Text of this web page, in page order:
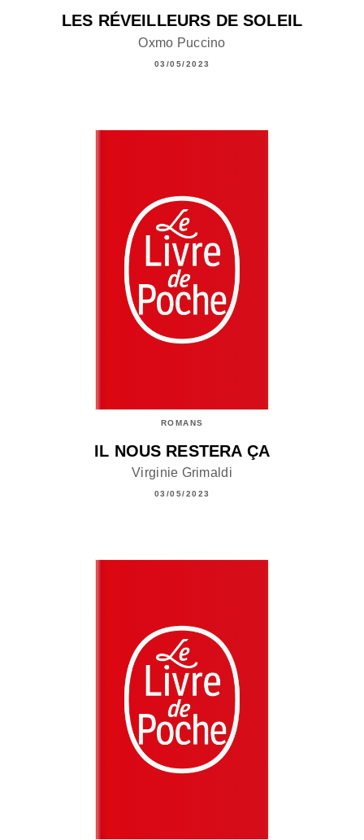
LES RÉVEILLEURS DE SOLEIL
Oxmo Puccino
03/05/2023
ROMANS
IL NOUS RESTERA ÇA
Virginie Grimaldi
03/05/2023